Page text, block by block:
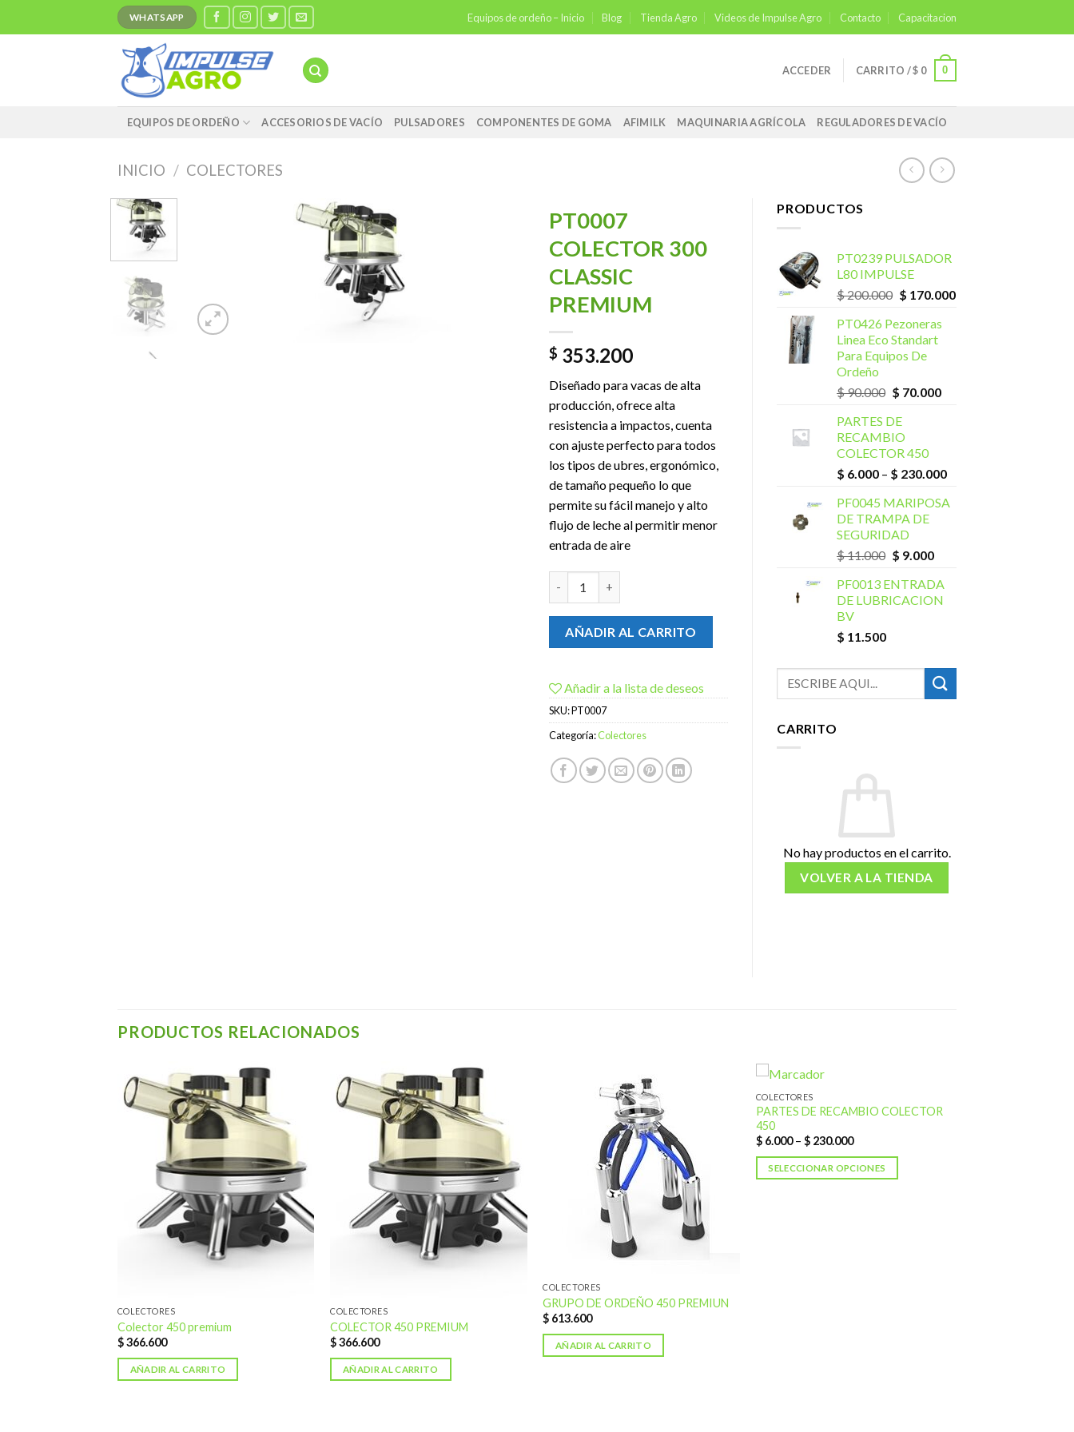
WHATSAPP Equipos de ordeño – Inicio Blog Tienda Agro Videos de Impulse Agro Contacto Capacitacion
ACCEDER CARRITO /$ 0 0
EQUIPOS DE ORDEÑO ACCESORIOS DE VACÍO PULSADORES COMPONENTES DE GOMA AFIMILK MAQUINARIA AGRÍCOLA REGULADORES DE VACÍO
INICIO / COLECTORES
PT0007
COLECTOR 300
CLASSIC
PREMIUM
$ 353.200
Diseñado para vacas de alta
producción, ofrece alta
resistencia a impactos, cuenta
con ajuste perfecto para todos
los tipos de ubres, ergonómico,
de tamaño pequeño lo que
permite su fácil manejo y alto
flujo de leche al permitir menor
entrada de aire
PT0007 COLECTOR 300 CLASSIC PREMIUM cantidad
AÑADIR AL CARRITO
Añadir a la lista de deseos
SKU:PT0007
Categoría:Colectores
PRODUCTOS
PT0239 PULSADOR
L80 IMPULSE
$200.000 $ 170.000
PT0426 Pezoneras
Linea Eco Standart
Para Equipos De
Ordeño
$90.000 $ 70.000
PARTES DE
RECAMBIO
COLECTOR 450
$ 6.000 – $ 230.000
PF0045 MARIPOSA
DE TRAMPA DE
SEGURIDAD
$11.000 $ 9.000
PF0013 ENTRADA
DE LUBRICACION
BV
$ 11.500
Buscar
CARRITO
No hay productos en el carrito.
VOLVER A LA TIENDA
PRODUCTOS RELACIONADOS
Añadir
a la
lista de
COLECTORES
Colector 450 premium
$366.600
AÑADIR AL CARRITO
Añadir
a la
lista de
COLECTORES
COLECTOR 450 PREMIUM
$366.600
AÑADIR AL CARRITO
COLECTORES
GRUPO DE ORDEÑO 450 PREMIUN
$ 613.600
AÑADIR AL CARRITO
Añadir
COLECTORES
PARTES DE RECAMBIO COLECTOR
450
$6.000– $230.000
SELECCIONAR OPCIONES